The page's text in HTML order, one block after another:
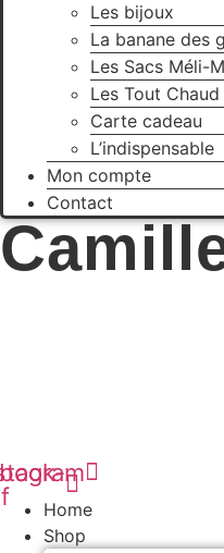
Les bijoux
La banane des
Les Sacs Méli-
Les Tout Chaud
Carte cadeau
L’indispensable
Mon compte
Contact
f
Home
Shop